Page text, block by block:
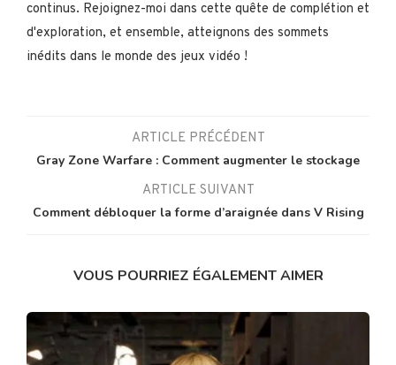
continus. Rejoignez-moi dans cette quête de complétion et
d'exploration, et ensemble, atteignons des sommets
inédits dans le monde des jeux vidéo !
ARTICLE PRÉCÉDENT
Gray Zone Warfare : Comment augmenter le stockage
ARTICLE SUIVANT
Comment débloquer la forme d’araignée dans V Rising
VOUS POURRIEZ ÉGALEMENT AIMER